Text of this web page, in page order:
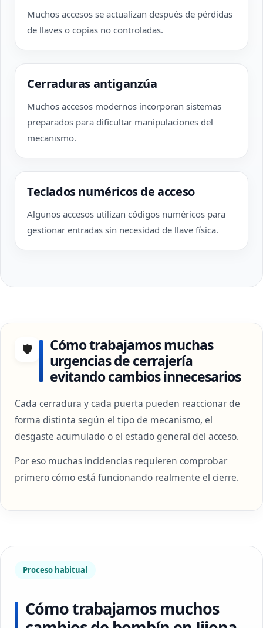
Muchos accesos se actualizan después de pérdidas
de llaves o copias no controladas.
Cerraduras antiganzúa
Muchos accesos modernos incorporan sistemas
preparados para dificultar manipulaciones del
mecanismo.
Teclados numéricos de acceso
Algunos accesos utilizan códigos numéricos para
gestionar entradas sin necesidad de llave física.
🛡
Cómo trabajamos muchas
urgencias de cerrajería
evitando cambios innecesarios
Cada cerradura y cada puerta pueden reaccionar de
forma distinta según el tipo de mecanismo, el
desgaste acumulado o el estado general del acceso.
Por eso muchas incidencias requieren comprobar
primero cómo está funcionando realmente el cierre.
Proceso habitual
Cómo trabajamos muchos